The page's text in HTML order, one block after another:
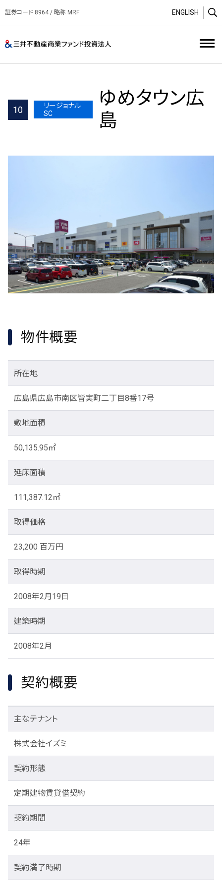
証券コード 8964 / 略称 MRF ENGLISH
10
リージョナル
SC
ゆめタウン広
島
物件概要
所在地
広島県広島市南区皆実町二丁目8番17号
敷地面積
50,135.95㎡
延床面積
111,387.12㎡
取得価格
23,200 百万円
取得時期
2008年2月19日
建築時期
2008年2月
契約概要
主なテナント
株式会社イズミ
契約形態
定期建物賃貸借契約
契約期間
24年
契約満了時期